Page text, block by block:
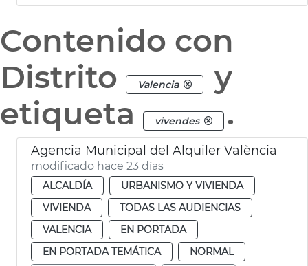
Contenido con
Distrito
Valencia
y
etiqueta
vivendes .
Agencia Municipal del Alquiler València
modificado hace 23 días
ALCALDÍA
URBANISMO Y VIVIENDA
VIVIENDA
TODAS LAS AUDIENCIAS
VALENCIA
EN PORTADA
EN PORTADA TEMÁTICA
NORMAL